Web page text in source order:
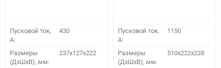
Пусковой ток,
A:
430
Размеры
(ДхШхВ), мм:
237x127x222
Пусковой ток,
A:
1150
Размеры
(ДхШхВ), мм:
510x222x228